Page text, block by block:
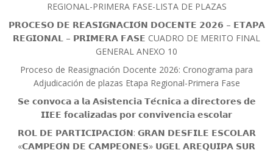
REGIONAL-PRIMERA FASE-LISTA DE PLAZAS
𝗣𝗥𝗢𝗖𝗘𝗦𝗢 𝗗𝗘 𝗥𝗘𝗔𝗦𝗜𝗚𝗡𝗔𝗖𝗜𝗢́𝗡 𝗗𝗢𝗖𝗘𝗡𝗧𝗘 𝟮𝟬𝟮𝟲 – 𝗘𝗧𝗔𝗣𝗔
𝗥𝗘𝗚𝗜𝗢𝗡𝗔𝗟 – 𝗣𝗥𝗜𝗠𝗘𝗥𝗔 𝗙𝗔𝗦𝗘 CUADRO DE MERITO FINAL
GENERAL ANEXO 10
Proceso de Reasignación Docente 2026: Cronograma para
Adjudicación de plazas Etapa Regional-Primera Fase
𝗦𝗲 𝗰𝗼𝗻𝘃𝗼𝗰𝗮 𝗮 𝗹𝗮 𝗔𝘀𝗶𝘀𝘁𝗲𝗻𝗰𝗶𝗮 𝗧𝗲́𝗰𝗻𝗶𝗰𝗮 𝗮 𝗱𝗶𝗿𝗲𝗰𝘁𝗼𝗿𝗲𝘀 𝗱𝗲
𝗜𝗜𝗘𝗘 𝗳𝗼𝗰𝗮𝗹𝗶𝘇𝗮𝗱𝗮𝘀 𝗽𝗼𝗿 𝗰𝗼𝗻𝘃𝗶𝘃𝗲𝗻𝗰𝗶𝗮 𝗲𝘀𝗰𝗼𝗹𝗮𝗿
𝗥𝗢𝗟 𝗗𝗘 𝗣𝗔𝗥𝗧𝗜𝗖𝗜𝗣𝗔𝗖𝗜𝗢́𝗡: 𝗚𝗥𝗔𝗡 𝗗𝗘𝗦𝗙𝗜𝗟𝗘 𝗘𝗦𝗖𝗢𝗟𝗔𝗥
«𝗖𝗔𝗠𝗣𝗘𝗢́𝗡 𝗗𝗘 𝗖𝗔𝗠𝗣𝗘𝗢𝗡𝗘𝗦» 𝗨𝗚𝗘𝗟 𝗔𝗥𝗘𝗤𝗨𝗜𝗣𝗔 𝗦𝗨𝗥